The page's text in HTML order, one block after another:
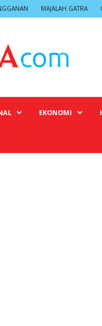
MAJALAH GATRA
EKONOMI